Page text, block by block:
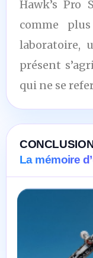
Hawk’s Pro
comme
laboratoire,
présent
qui ne se
La mémoire